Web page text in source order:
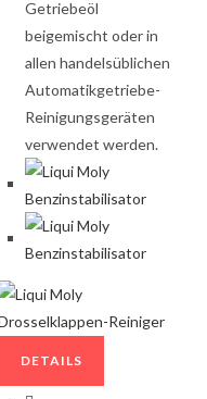
Getriebeöl
beigemischt oder in
allen handelsüblichen
Automatikgetriebe-
Reinigungsgeräten
verwendet werden.
DETAILS